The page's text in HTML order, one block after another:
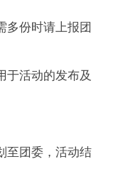
多份时请上报团
于活动的发布及
至团委，活动结